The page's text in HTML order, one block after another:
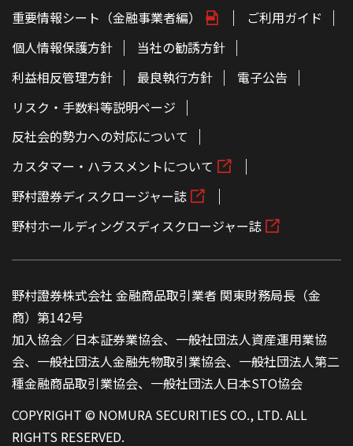
重要情報シート（金融事業者編）
ご利用ガイド
個人情報保護方針
当社の勧誘方針
利益相反管理方針
最良執行方針
電子公告
リスク・手数料等説明ページ
反社会的勢力への対応について
カスタマー・ハラスメントについて
野村證券ディスクロージャー誌
野村ホールディングスディスクロージャー誌
野村證券株式会社 金融商品取引業者 関東財務局長（金
商）第142号
加入協会／日本証券業協会、一般社団法人資産運用業協
会、一般社団法人金融先物取引業協会、一般社団法人第二
種金融商品取引業協会、一般社団法人日本STO協会
COPYRIGHT © NOMURA SECURITIES CO., LTD. ALL
RIGHTS RESERVED.